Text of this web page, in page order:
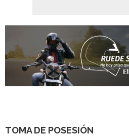
TOMA DE POSESIÓN